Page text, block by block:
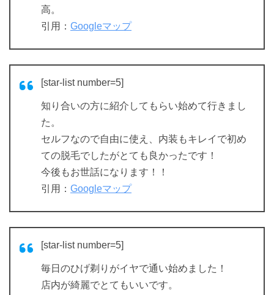
高。
引用： Googleマップ
[star-list number=5]
知り合いの方に紹介してもらい始めて行きまし
た。
セルフなので自由に使え、内装もキレイで初め
ての脱毛でしたがとても良かったです！
今後もお世話になります！！
引用： Googleマップ
[star-list number=5]
毎日のひげ剃りがイヤで通い始めました！
店内が綺麗でとてもいいです。